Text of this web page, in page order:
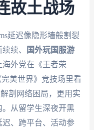
故土战场
延迟像隐形墙般割裂
续、
国外玩国服游
外党在《王者荣
美世界》竞技场里看
剖网络困局，更用实
从留学生深夜开黑
、跨平台、活动参